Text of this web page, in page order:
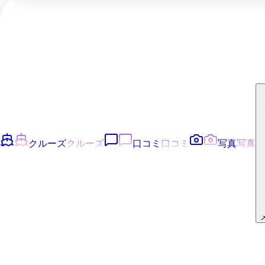
クルーズクルーズ 口コミ 口コミ 写真写真